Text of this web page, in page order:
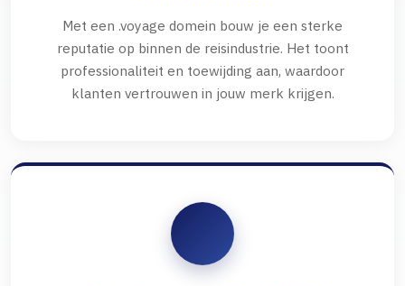
Met een .voyage domein bouw je een sterke
reputatie op binnen de reisindustrie. Het toont
professionaliteit en toewijding aan, waardoor
klanten vertrouwen in jouw merk krijgen.